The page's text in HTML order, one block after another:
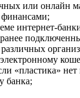
или онлайн
интернет-
«пластика»
банка;